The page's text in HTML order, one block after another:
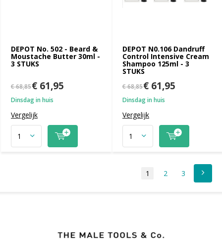
DEPOT No. 502 - Beard &
Moustache Butter 30ml -
3 STUKS
€ 68,85€ 61,95
Dinsdag in huis
Vergelijk
DEPOT N0.106 Dandruff
Control Intensive Cream
Shampoo 125ml - 3
STUKS
€ 68,85€ 61,95
Dinsdag in huis
Vergelijk
1 2 3